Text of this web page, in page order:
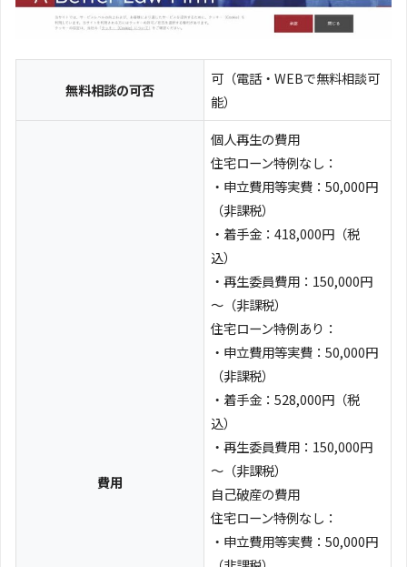
無料相談の可否
可（電話・WEBで無料相談可
能）
費用
個人再生の費用
住宅ローン特例なし：
・申立費用等実費：50,000円
（非課税）
・着手金：418,000円（税
込）
・再生委員費用：150,000円
～（非課税）
住宅ローン特例あり：
・申立費用等実費：50,000円
（非課税）
・着手金：528,000円（税
込）
・再生委員費用：150,000円
～（非課税）
自己破産の費用
住宅ローン特例なし：
・申立費用等実費：50,000円